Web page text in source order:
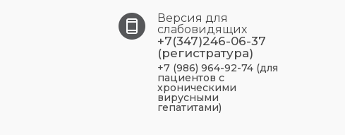
Версия для
слабовидящих
+7(347)246-06-37
(регистратура)
+7 (986) 964-92-74 (для
пациентов с
хроническими
вирусными
гепатитами)